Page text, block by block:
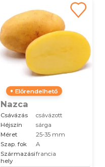
Előrendelhető
Nazca
Csávázás
csávázott
Héjszín
sárga
Méret
25-35 mm
Szap. fok
A
Származási
hely
francia